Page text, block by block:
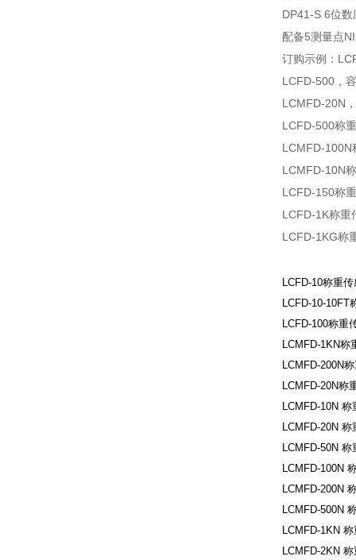
DP41-S 6位
配备5测量点
订购示例：
LCFD-500，
LCMFD-20N
LCFD-500称
LCMFD-100N
LCMFD-10N
LCFD-150称
LCFD-1K称重
LCFD-1KG称
LCFD-10称重
LCFD-10-10FT
LCFD-100称重
LCMFD-1KN称
LCMFD-200N
LCMFD-20N称
LCMFD-10N
LCMFD-20N
LCMFD-50N
LCMFD-100N
LCMFD-200N
LCMFD-500N
LCMFD-1KN
LCMFD-2KN